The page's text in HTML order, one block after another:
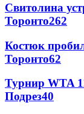
Свитолина
Торонто262
Костюк
Торонто62
Турнир WTA
Подрез40